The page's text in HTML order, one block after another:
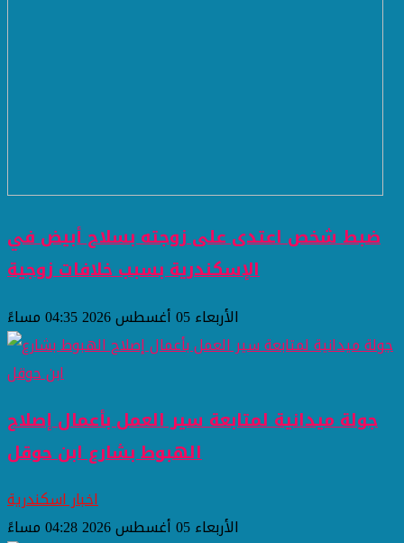
ضبط شخص اعتدى على زوجته بسلاح أبيض في
الإسكندرية بسبب خلافات زوجية
الأربعاء 05 أغسطس 2026 04:35 مساءً
جولة ميدانية لمتابعة سير العمل بأعمال إصلاح
الهبوط بشارع ابن حوقل
اخبار اسكندرية
الأربعاء 05 أغسطس 2026 04:28 مساءً